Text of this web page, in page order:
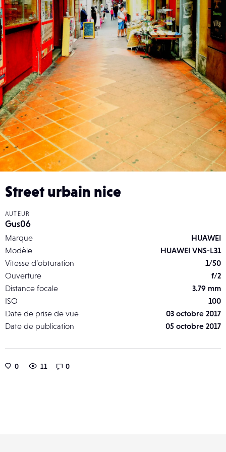
Street urbain nice
AUTEUR
Gus06
Marque
HUAWEI
Modèle
HUAWEI VNS-L31
Vitesse d’obturation
1/50
Ouverture
f/2
Distance focale
3.79 mm
ISO
100
Date de prise de vue
03 octobre 2017
Date de publication
05 octobre 2017
0 11 0